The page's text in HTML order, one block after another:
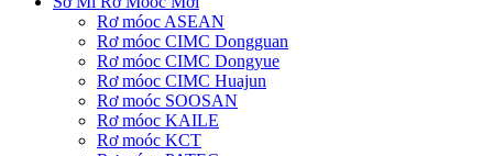
Rơ móoc ASEAN
Rơ móoc CIMC Dongguan
Rơ móoc CIMC Dongyue
Rơ móoc CIMC Huajun
Rơ moóc SOOSAN
Rơ móoc KAILE
Rơ moóc KCT